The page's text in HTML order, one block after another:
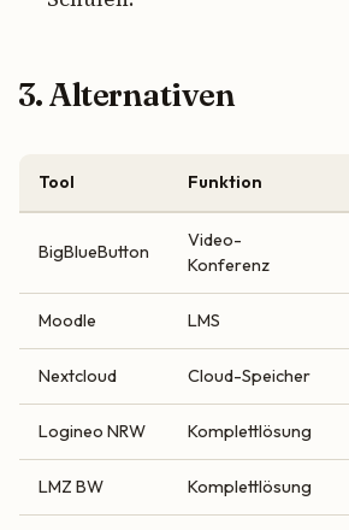
3. Alternativen
Tool Funktion
BigBlueButton
Video-
Konferenz
Moodle LMS
Nextcloud Cloud-Speicher
Logineo NRW Komplettlösung
LMZ BW Komplettlösung